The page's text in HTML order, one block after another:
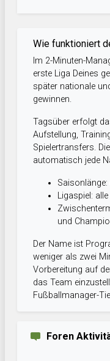
Wie funktioniert
Im 2-Minuten-
erste Liga Deines
später nationale
gewinnen.
Tagsüber erfolgt
Aufstellung,
Spielertransfers.
automatisch jede
Ligaspiel:
und
Der Name ist
weniger als zwei
Vorbereitung auf
das Team
Fußballmanager-
Foren